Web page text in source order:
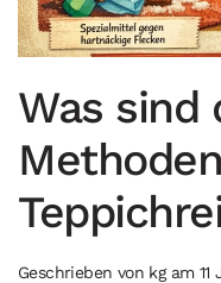
Was sind
Geschrieben von kgam 11